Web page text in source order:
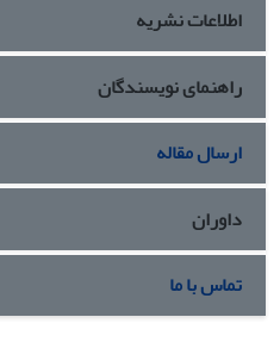
اطلاعات نشریه
راهنمای نویسندگان
ارسال مقاله
داوران
تماس با ما